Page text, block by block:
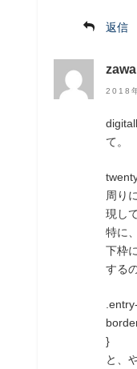
返信
zawa
2018
て。
周り
現し
特に
下枠
する
}
と、